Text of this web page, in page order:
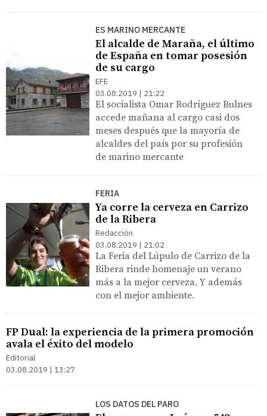
ES MARINO MERCANTE
El alcalde de Maraña, el último
de España en tomar posesión
de su cargo
EFE
03.08.2019 | 21:22
El socialista Omar Rodríguez Bulnes
accede mañana al cargo casi dos
meses después que la mayoría de
alcaldes del país por su profesión
de marino mercante
FERIA
Ya corre la cerveza en Carrizo
de la Ribera
Redacción
03.08.2019 | 21:02
La Feria del Lúpulo de Carrizo de la
Ribera rinde homenaje un verano
más a la mejor cerveza. Y además
con el mejor ambiente.
FP Dual: la experiencia de la primera promoción
avala el éxito del modelo
Editorial
03.08.2019 | 13:27
LOS DATOS DEL PARO